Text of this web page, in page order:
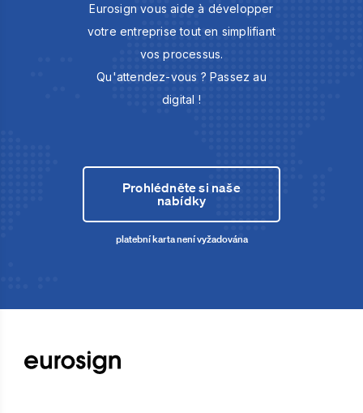
Eurosign vous aide à développer
votre entreprise tout en simplifiant
vos processus.
Qu'attendez-vous ? Passez au
digital !
Prohlédněte si naše
nabídky
platební karta není vyžadována